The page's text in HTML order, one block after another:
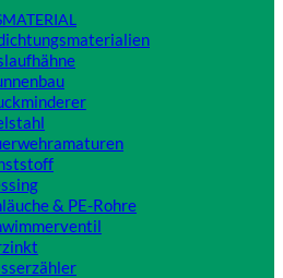
& PE-Rohre